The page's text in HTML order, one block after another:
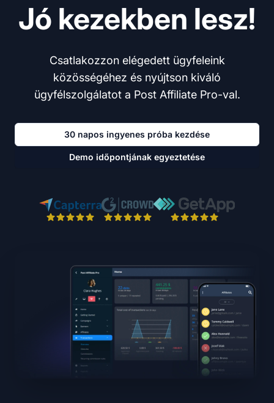
Jó kezekben lesz!
Csatlakozzon elégedett ügyfeleink
közösségéhez és nyújtson kiváló
ügyfélszolgálatot a Post Affiliate Pro-val.
30 napos ingyenes próba kezdése
Demo időpontjának egyeztetése